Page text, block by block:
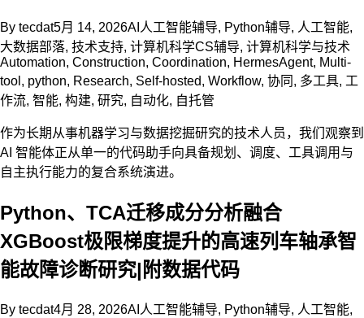
By tecdat5月 14, 2026AI人工智能辅导, Python辅导, 人工智能,
大数据部落, 技术支持, 计算机科学CS辅导, 计算机科学与技术
Automation, Construction, Coordination, HermesAgent, Multi-
tool , python, Research, Self-hosted, Workflow, 协同 , 多工具, 工
作流, 智能, 构建, 研究, 自动化, 自托管
作为长期从事机器学习与数据挖掘研究的技术人员，我们观察到
AI 智能体正从单一的代码助手向具备规划、调度、工具调用与
自主执行能力的复合系统演进。
Python、TCA迁移成分分析融合
XGBoost极限梯度提升的高速列车轴承智
能故障诊断研究|附数据代码
By tecdat4月 28, 2026AI人工智能辅导, Python辅导, 人工智能,